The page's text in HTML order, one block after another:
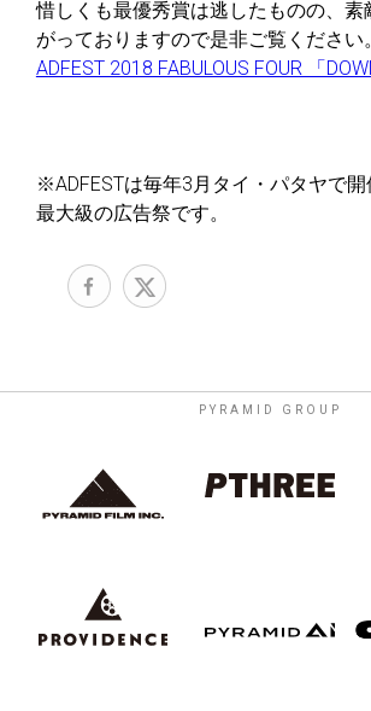
惜しくも最優秀賞は逃したものの、素
がっておりますので是非ご覧ください。
ADFEST 2018 FABULOUS FOUR 「
※ADFESTは毎年3月タイ・パタヤで
最大級の広告祭です。
PYRAMID GROUP